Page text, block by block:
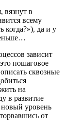
вязнут в
всему
когда?»), да и у
зависит
пошаговое
сквозные
на
в развитие
новый уровень
от